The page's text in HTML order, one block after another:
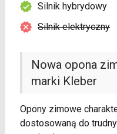
Nowa opona
marki Kleber
Opony zimowe
dostosowaną do
Silnik hybrydowy
Silnik elektryczny